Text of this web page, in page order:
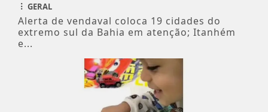
GERAL
Alerta de vendaval coloca 19 cidades do
extremo sul da Bahia em atenção; Itanhém
e...